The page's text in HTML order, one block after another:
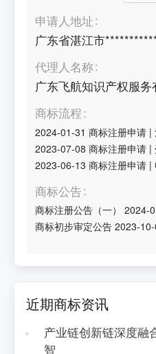
申请人地址
广东省湛江市
代理人名称
广东飞航知识产权服务
商标流程
2024-01-31 商标注册申请 |
2023-07-08 商标注册申请 |
2023-06-13 商标注册申请 |
商标公告
商标注册公告（一） 2024-
商标初步审定公告 2023-
近期商标资讯
产业链创新链深度融
智